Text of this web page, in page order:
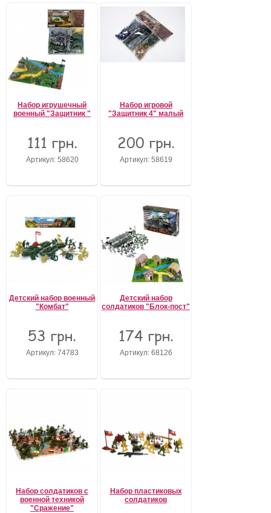
Набор игрушечный
военный "Защитник "
111 грн.
Артикул: 58620
Набор игровой
"Защитник 4" малый
200 грн.
Артикул: 58619
Детский набор военный
"Комбат"
53 грн.
Артикул: 74783
Детский набор
солдатиков "Блок-пост"
174 грн.
Артикул: 68126
Набор солдатиков с
военной техникой
"Сражение"
Набор пластиковых
солдатиков